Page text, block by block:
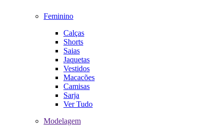
Feminino
Calças
Shorts
Saias
Jaquetas
Vestidos
Macacões
Camisas
Sarja
Ver Tudo
Modelagem